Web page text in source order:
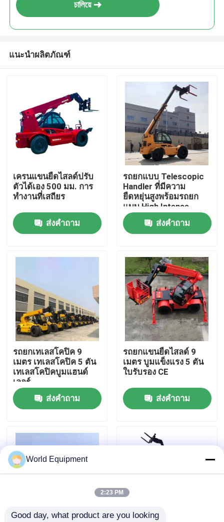
บ้าน
เกี่ยวกับเรา
ทัวร์โรงงาน
การควบคุมคุณภาพ
ติดต่อเรา
กรณี
รถขุดตีนตะขาบขนาดเล็ก
চালিয়ে
แนะนำผลิตภัณฑ์
เครนแขนยืดไสลด์ปรับ
ตัวได้เอง 500 มม. การ
ทำงานที่เสถียร
ส่งคำถาม
รถยกแบบ Telescopic
Handler ที่มีความ
ยืดหยุ่นสูงพร้อมรถยก
แบบ High Intense
ส่งคำถาม
รถยกเทเลสโคปิค 9
เมตร เทเลสโคปิค 5 ตัน
เทเลสโคปิคบูมแฮนด์
เลอร์
ส่งคำถาม
รถยกแขนยืดไสลด์ 9
เมตร บูมแข็งแรง 5 ตัน
ใบรับรอง CE
ส่งคำถาม
World Equipment
2:23 PM
Good day, what product are you looking